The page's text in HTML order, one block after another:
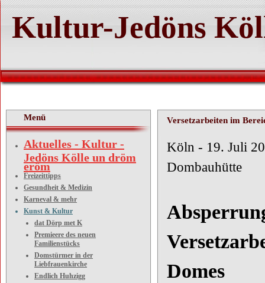
Kultur-Jedöns
Menü
Aktuelles - Kultur -
Jedöns Kölle un dröm
eröm
Freizeittipps
Gesundheit & Medizin
Karneval & mehr
Kunst & Kultur
dat Dörp met K
Premieere des neuen
Familienstücks
Domstürmer in der
Liebfrauenkirche
Endlich Huhzigg
Versetzarbeiten im
Köln
Dombauhütte
Domes